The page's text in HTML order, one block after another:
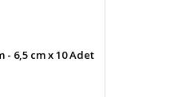
- 6,5 cm x 10 Adet